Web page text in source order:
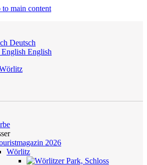
to main content
Deutsch
English
Wörlitz